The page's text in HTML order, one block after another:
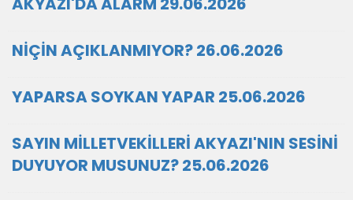
NİÇİN AÇIKLANMIYOR? 26.06.2026
YAPARSA SOYKAN YAPAR 25.06.2026
SAYIN MİLLETVEKİLLERİ AKYAZI'NIN SESİNİ
DUYUYOR MUSUNUZ? 25.06.2026